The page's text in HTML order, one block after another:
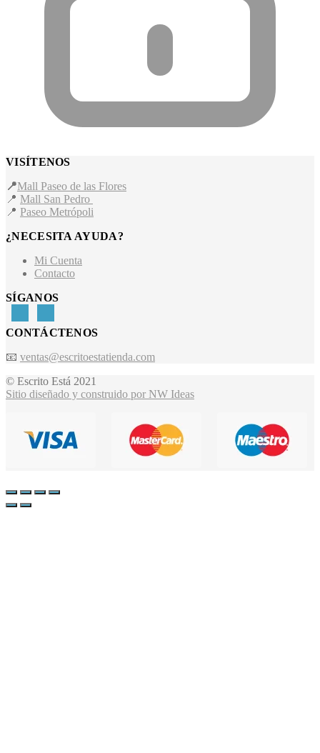
VISÍTENOS
📍Mall Paseo de las Flores
📍 Mall San Pedro
📍 Paseo Metrópoli
¿NECESITA AYUDA?
Mi Cuenta
Contacto
SÍGANOS
CONTÁCTENOS
📧 ventas@escritoestatienda.com
© Escrito Está 2021
Sitio diseñado y construido por NW Ideas